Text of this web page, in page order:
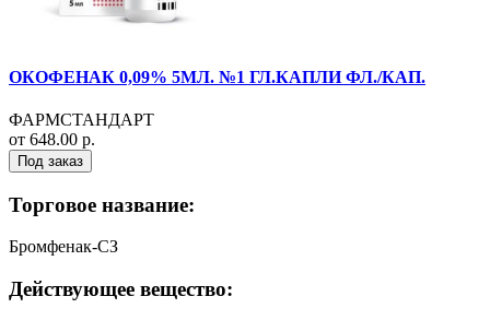
ОКОФЕНАК 0,09% 5МЛ. №1 ГЛ.КАПЛИ ФЛ./КАП.
ФАРМСТАНДАРТ
от 648.00 р.
Под заказ
Торговое название:
Бромфенак-СЗ
Действующее вещество: